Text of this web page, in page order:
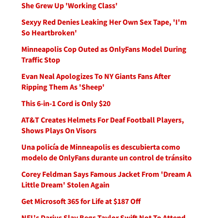
She Grew Up 'Working Class'
Sexyy Red Denies Leaking Her Own Sex Tape, 'I'm
So Heartbroken'
Minneapolis Cop Outed as OnlyFans Model During
Traffic Stop
Evan Neal Apologizes To NY Giants Fans After
Ripping Them As 'Sheep'
This 6-in-1 Cord is Only $20
AT&T Creates Helmets For Deaf Football Players,
Shows Plays On Visors
Una policía de Minneapolis es descubierta como
modelo de OnlyFans durante un control de tránsito
Corey Feldman Says Famous Jacket From 'Dream A
Little Dream' Stolen Again
Get Microsoft 365 for Life at $187 Off